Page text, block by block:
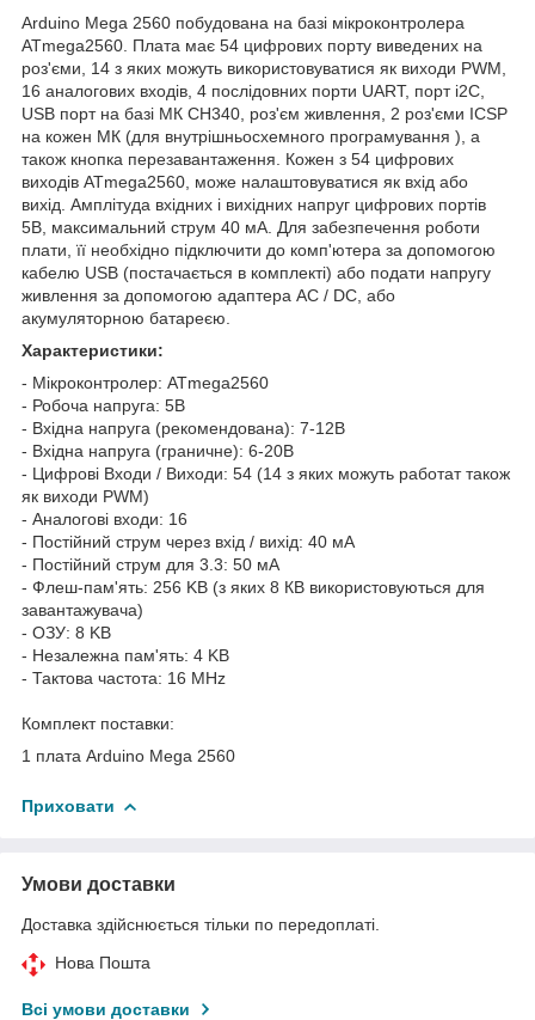
Arduino Mega 2560 побудована на базі мікроконтролера
ATmega2560. Плата має 54 цифрових порту виведених на
роз'єми, 14 з яких можуть використовуватися як виходи PWM,
16 аналогових входів, 4 послідовних порти UART, порт i2C,
USB порт на базі МК CH340, роз'єм живлення, 2 роз'єми ICSP
на кожен МК (для внутрішньосхемного програмування ), а
також кнопка перезавантаження. Кожен з 54 цифрових
виходів ATmega2560, може налаштовуватися як вхід або
вихід. Амплітуда вхідних і вихідних напруг цифрових портів
5В, максимальний струм 40 мА. Для забезпечення роботи
плати, її необхідно підключити до комп'ютера за допомогою
кабелю USB (постачається в комплекті) або подати напругу
живлення за допомогою адаптера AC / DC, або
акумуляторною батареєю.
Характеристики:
- Мікроконтролер: ATmega2560
- Робоча напруга: 5В
- Вхідна напруга (рекомендована): 7-12В
- Вхідна напруга (граничне): 6-20В
- Цифрові Входи / Виходи: 54 (14 з яких можуть работат також
як виходи PWM)
- Аналогові входи: 16
- Постійний струм через вхід / вихід: 40 мA
- Постійний струм для 3.3: 50 мA
- Флеш-пам'ять: 256 KB (з яких 8 КB використовуються для
завантажувача)
- ОЗУ: 8 KB
- Незалежна пам'ять: 4 KB
- Тактова частота: 16 MHz
Комплект поставки:
1 плата Arduino Mega 2560
Приховати
Умови доставки
Доставка здійснюється тільки по передоплаті.
Нова Пошта
Всі умови доставки